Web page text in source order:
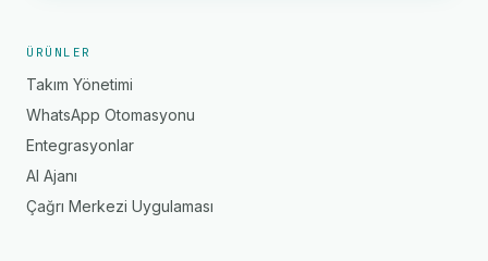
ÜRÜNLER
Takım Yönetimi
WhatsApp Otomasyonu
Entegrasyonlar
AI Ajanı
Çağrı Merkezi Uygulaması